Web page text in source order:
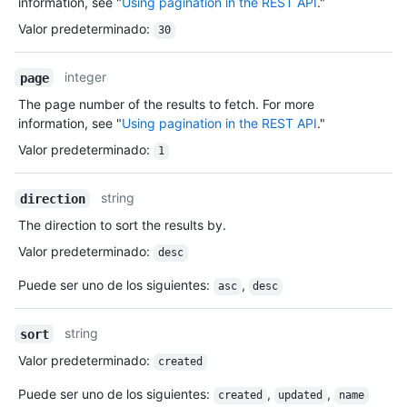
Valor predeterminado: 30
page
integer
The page number of the results to fetch. For more
information, see "Using pagination in the REST API."
Valor predeterminado: 1
direction
string
The direction to sort the results by.
Valor predeterminado: desc
Puede ser uno de los siguientes: asc , desc
sort
string
Valor predeterminado: created
Puede ser uno de los siguientes: created , updated , name